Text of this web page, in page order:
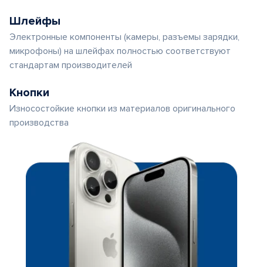
Шлейфы
Электронные компоненты (камеры, разъемы зарядки,
микрофоны) на шлейфах полностью соответствуют
стандартам производителей
Кнопки
Износостойкие кнопки из материалов оригинального
производства